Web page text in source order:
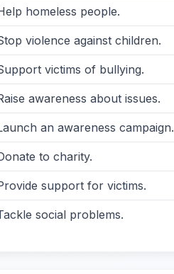
homeless people.
violence against children.
victims of bullying.
awareness about issues.
an awareness campaign.
to charity.
support for victims.
social problems.